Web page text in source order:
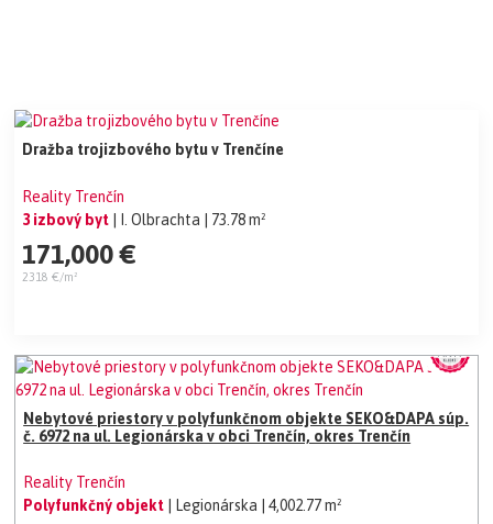
Dražba trojizbového bytu v Trenčíne
Reality Trenčín
3 izbový byt
| I. Olbrachta | 73.78 m²
171,000 €
2318 €/m²
Nebytové priestory v polyfunkčnom objekte SEKO&DAPA súp.
č. 6972 na ul. Legionárska v obci Trenčín, okres Trenčín
Reality Trenčín
Polyfunkčný objekt
| Legionárska | 4,002.77 m²